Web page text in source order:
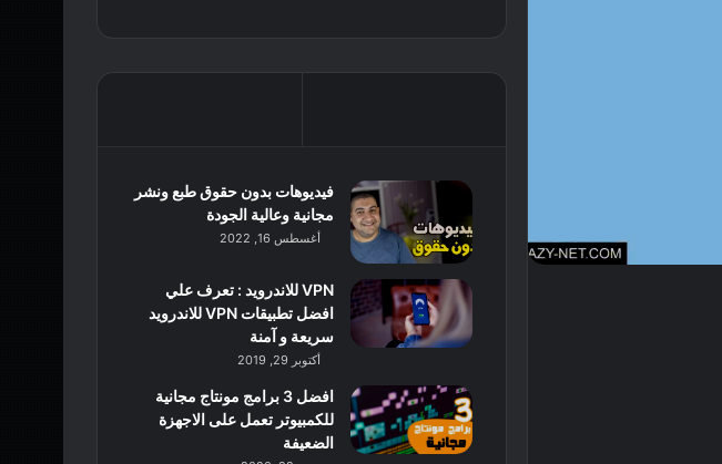
فيديوهات بدون حقوق طبع ونشر
مجانية وعالية الجودة
أغسطس 16, 2022
VPN للاندرويد : تعرف علي
افضل تطبيقات VPN للاندرويد
سريعة و آمنة
أكتوبر 29, 2019
افضل 3 برامج مونتاج مجانية
للكمبيوتر تعمل على الاجهزة
الضعيفة